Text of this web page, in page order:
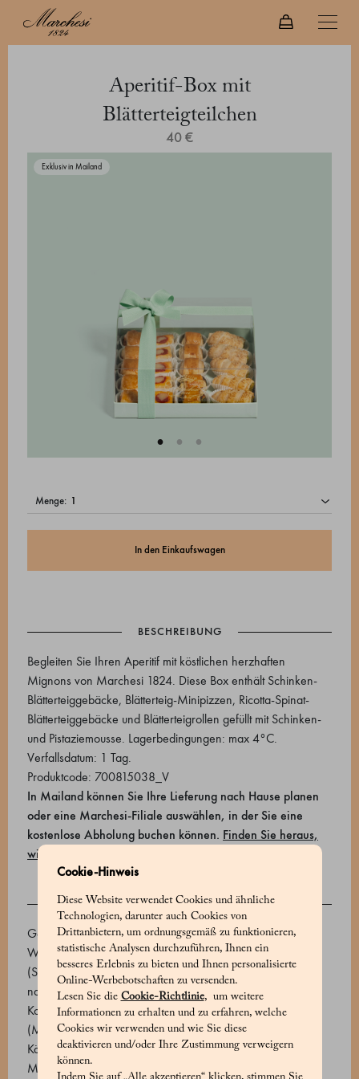
Cookie-Hinweis
Diese Website verwendet Cookies und ähnliche
Technologien, darunter auch Cookies von
Drittanbietern, um ordnungsgemäß zu funktionieren,
statistische Analysen durchzuführen, Ihnen ein
besseres Erlebnis zu bieten und Ihnen personalisierte
Online-Werbebotschaften zu versenden.
Lesen Sie die Cookie-Richtlinie, um weitere
Informationen zu erhalten und zu erfahren, welche
Cookies wir verwenden und wie Sie diese
deaktivieren und/oder Ihre Zustimmung verweigern
können.
Aperitif-Box mit
Blätterteigteilchen
40 €
Exklusiv in Mailand
menge:
In den Einkaufswagen
BESCHREIBUNG
Begleiten Sie Ihren Aperitif mit köstlichen herzhaften
Mignons von Marchesi 1824. Diese Box enthält Schinken-
Blätterteiggebäcke, Blätterteig-Minipizzen, Ricotta-Spinat-
Blätterteiggebäcke und Blätterteigrollen gefüllt mit Schinken-
und Pistaziemousse. Lagerbedingungen: max 4°C.
Verfallsdatum: 1 Tag.
Produktcode: 700815038_V
In Mailand können Sie Ihre Lieferung nach Hause planen
oder eine Marchesi-Filiale auswählen, in der Sie eine
kostenlose Abholung buchen können. Finden Sie heraus,
wie Sie Ihre bestellung erhalten können
ZUTATEN
Gebackenes Konditoreiprodukt (Weizenmehl 00, Butter,
Wasser, Salz), Schinkenmousse (gebackener Schinken
(Schweinekeule, Salz, Milcheiweiß, Zucker, Marsala DOP,
natürliches Aroma, Antioxidationsmittel: Natriumascorbat,
Konservierungsmittel: Natriumnitrit (E250)), Kuh-Ricotta
(Molke, Milch, Milchrahm, Salz) (31,2 %), Grana-Padano-
Käse (Milch, Salz und Lab, Konservierungsmittel: Lysozym),
Mascarpone (Milchcreme, Säureregulator: Zitronensäure)